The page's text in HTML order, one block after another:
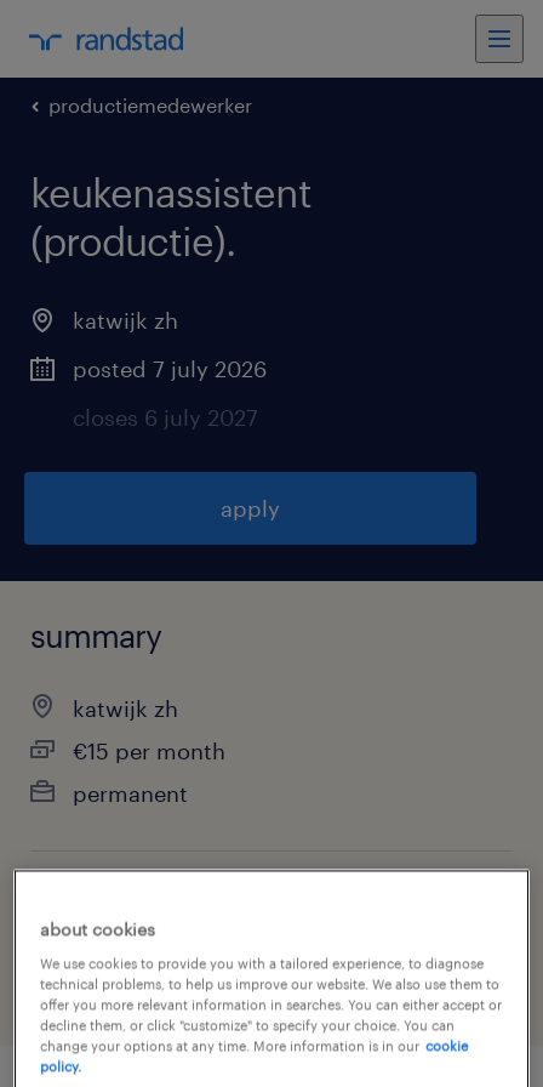
productiemedewerker
keukenassistent
(productie).
katwijk zh
posted 7 july 2026
closes 6 july 2027
apply
summary
katwijk zh
€15 per month
permanent
manufacturing & production
about cookies
We use cookies to provide you with a tailored experience, to diagnose
technical problems, to help us improve our website. We also use them to
offer you more relevant information in searches. You can either accept or
decline them, or click "customize" to specify your choice. You can
change your options at any time. More information is in our cookie
policy.